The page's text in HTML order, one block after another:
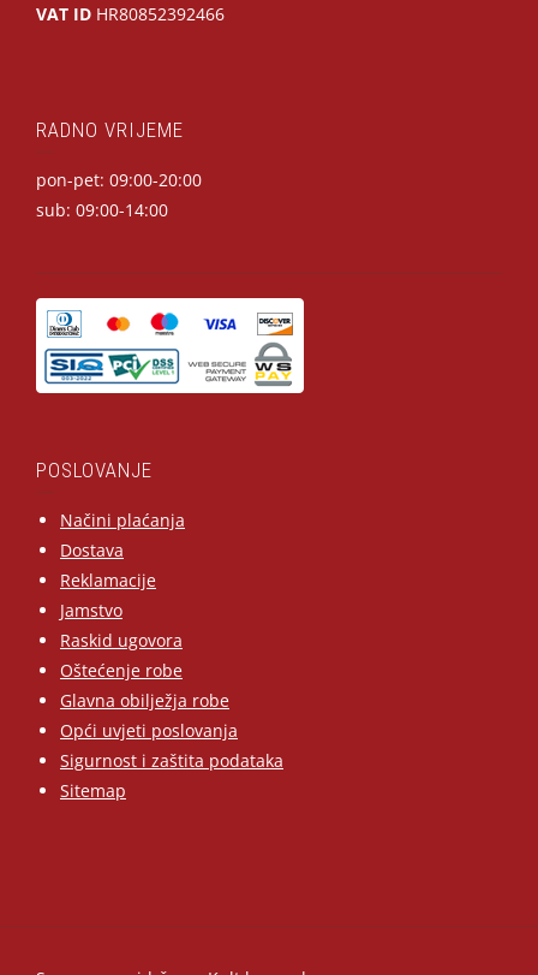
VAT ID HR80852392466
RADNO VRIJEME
pon-pet: 09:00-20:00
sub: 09:00-14:00
POSLOVANJE
Načini plaćanja
Dostava
Reklamacije
Jamstvo
Raskid ugovora
Oštećenje robe
Glavna obilježja robe
Opći uvjeti poslovanja
Sigurnost i zaštita podataka
Sitemap